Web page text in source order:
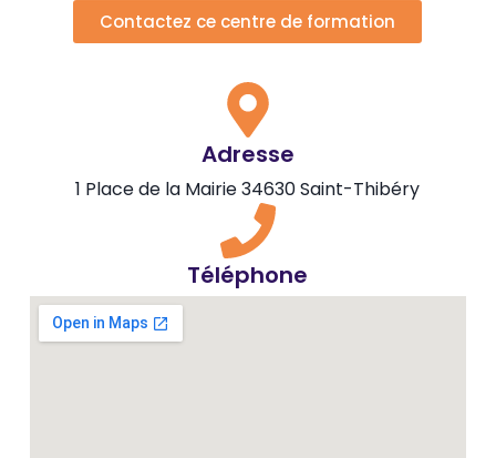
Contactez ce centre de formation
Adresse
1 Place de la Mairie 34630 Saint-Thibéry
Téléphone